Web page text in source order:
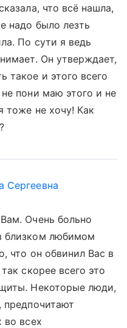
что всё нашла,
надо было лезть
По сути я ведь
Он утверждает,
такое и этого всего
пони маю этого и не
тоже не хочу! Как
Сергеевна
Очень больно
близком любимом
что он обвинил Вас в
скорее всего это
Некоторые люди,
предпочитают
во всех